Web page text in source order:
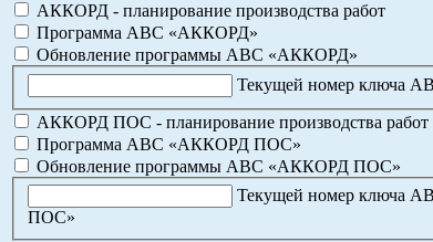
АККОРД - планирование производства работ
Программа АВС «АККОРД»
Обновление программы АВС «АККОРД»
Текущей номер ключа
АККОРД ПОС - планирование производства работ
Программа АВС «АККОРД ПОС»
Обновление программы АВС «АККОРД ПОС»
Текущей номер ключа
ПОС»